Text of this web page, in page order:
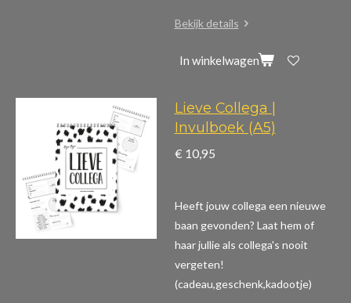
Bekijk details
In winkelwagen
Lieve Collega |
Invulboek (A5)
€ 10,95
Heeft jouw collega een nieuwe
baan gevonden? Laat hem of
haar jullie als collega's nooit
vergeten!
(cadeau,geschenk,kadootje)